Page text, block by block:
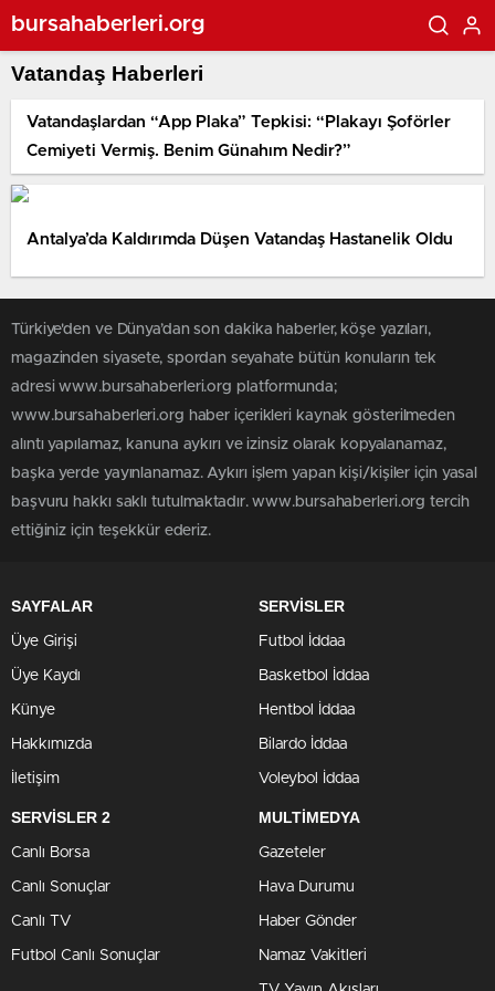
bursahaberleri.org
Vatandaş Haberleri
Vatandaşlardan “App Plaka” Tepkisi: “Plakayı Şoförler
Cemiyeti Vermiş. Benim Günahım Nedir?”
Antalya’da Kaldırımda Düşen Vatandaş Hastanelik Oldu
Türkiye'den ve Dünya’dan son dakika haberler, köşe yazıları,
magazinden siyasete, spordan seyahate bütün konuların tek
adresi www.bursahaberleri.org platformunda;
www.bursahaberleri.org haber içerikleri kaynak gösterilmeden
alıntı yapılamaz, kanuna aykırı ve izinsiz olarak kopyalanamaz,
başka yerde yayınlanamaz. Aykırı işlem yapan kişi/kişiler için yasal
başvuru hakkı saklı tutulmaktadır. www.bursahaberleri.org tercih
ettiğiniz için teşekkür ederiz.
SAYFALAR
Üye Girişi
Üye Kaydı
Künye
Hakkımızda
İletişim
SERVİSLER
Futbol İddaa
Basketbol İddaa
Hentbol İddaa
Bilardo İddaa
Voleybol İddaa
SERVİSLER 2
Canlı Borsa
Canlı Sonuçlar
Canlı TV
Futbol Canlı Sonuçlar
MULTİMEDYA
Gazeteler
Hava Durumu
Haber Gönder
Namaz Vakitleri